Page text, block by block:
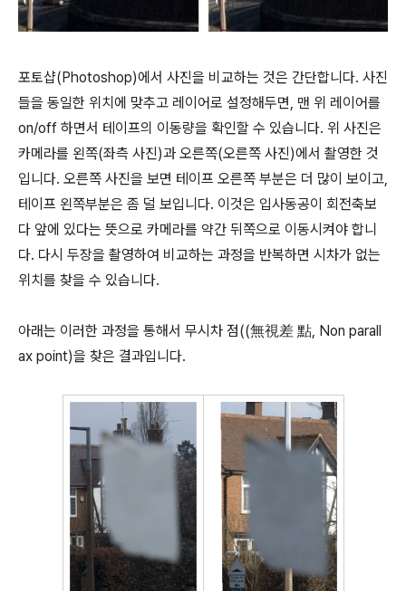
포토샵(Photoshop)에서 사진을 비교하는 것은 간단합니다. 사진
들을 동일한 위치에 맞추고 레이어로 설정해두면, 맨 위 레이어를
on/off 하면서 테이프의 이동량을 확인할 수 있습니다. 위 사진은
카메라를 왼쪽(좌측 사진)과 오른쪽(오른쪽 사진)에서 촬영한 것
입니다. 오른쪽 사진을 보면 테이프 오른쪽 부분은 더 많이 보이고,
테이프 왼쪽부분은 좀 덜 보입니다. 이것은 입사동공이 회전축보
다 앞에 있다는 뜻으로 카메라를 약간 뒤쪽으로 이동시켜야 합니
다. 다시 두장을 촬영하여 비교하는 과정을 반복하면 시차가 없는
위치를 찾을 수 있습니다.
아래는 이러한 과정을 통해서 무시차 점((無視差 點, Non parall
ax point)을 찾은 결과입니다.